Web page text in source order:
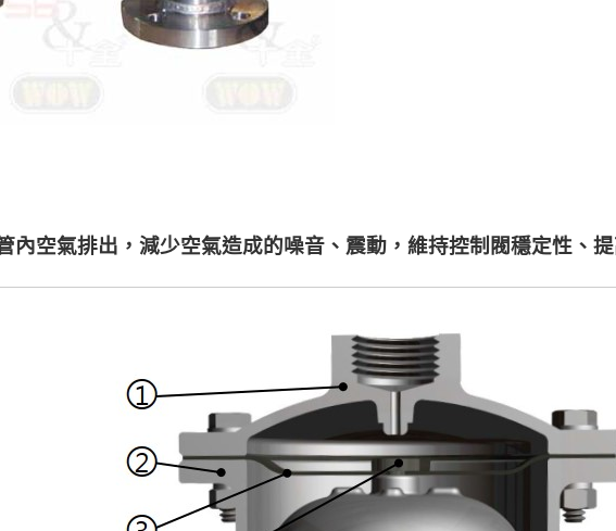
內空氣排出，減少空氣造成的噪音、震動，維持控制閥穩定性、